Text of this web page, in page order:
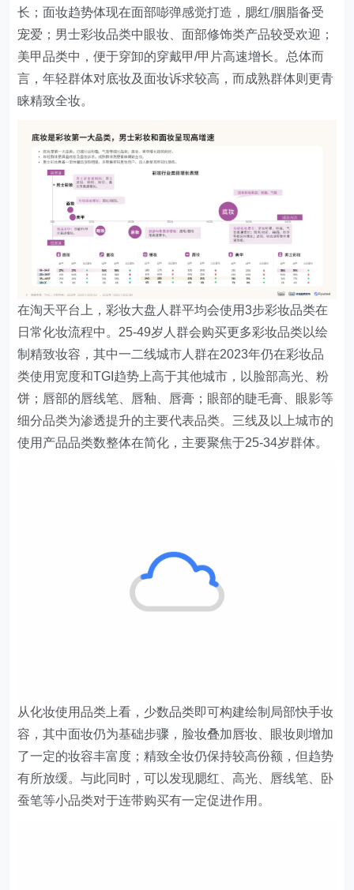
长；面妆趋势体现在面部嘭弹感觉打造，腮红/胭脂备受
宠爱；男士彩妆品类中眼妆、面部修饰类产品较受欢迎；
美甲品类中，便于穿卸的穿戴甲/甲片高速增长。总体而
言，年轻群体对底妆及面妆诉求较高，而成熟群体则更青
睐精致全妆。
在淘天平台上，彩妆大盘人群平均会使用3步彩妆品类在
日常化妆流程中。25-49岁人群会购买更多彩妆品类以绘
制精致妆容，其中一二线城市人群在2023年仍在彩妆品
类使用宽度和TGI趋势上高于其他城市，以脸部高光、粉
饼；唇部的唇线笔、唇釉、唇膏；眼部的睫毛膏、眼影等
细分品类为渗透提升的主要代表品类。三线及以上城市的
使用产品品类数整体在简化，主要聚焦于25-34岁群体。
从化妆使用品类上看，少数品类即可构建绘制局部快手妆
容，其中面妆仍为基础步骤，脸妆叠加唇妆、眼妆则增加
了一定的妆容丰富度；精致全妆仍保持较高份额，但趋势
有所放缓。与此同时，可以发现腮红、高光、唇线笔、卧
蚕笔等小品类对于连带购买有一定促进作用。